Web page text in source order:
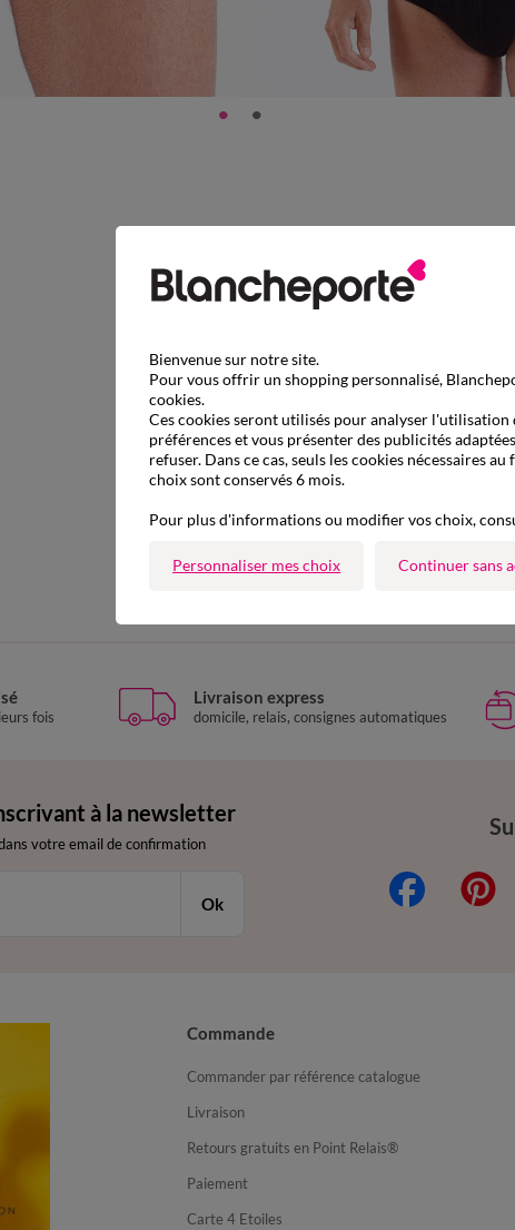
D'autres idées de Slip taille
Slip taille basse et
fois
Livraison express
domicile, relais, consignes automatiques
à la newsletter
votre email de confirmation
Ok
Commande
Commander par référence catalogue
Livraison
Retours gratuits en Point Relais®
Paiement
Carte 4 Etoiles
Bienvenue sur notre site.
Pour vous offrir un shopping personnalisé,
cookies.
Ces cookies seront utilisés pour analyser l'utilisation
préférences et vous présenter des publicités
refuser. Dans ce cas, seuls les cookies nécessaires
choix sont conservés 6 mois.
Pour plus d'informations ou modifier vos choix,
Personnaliser mes choix Continuer sans